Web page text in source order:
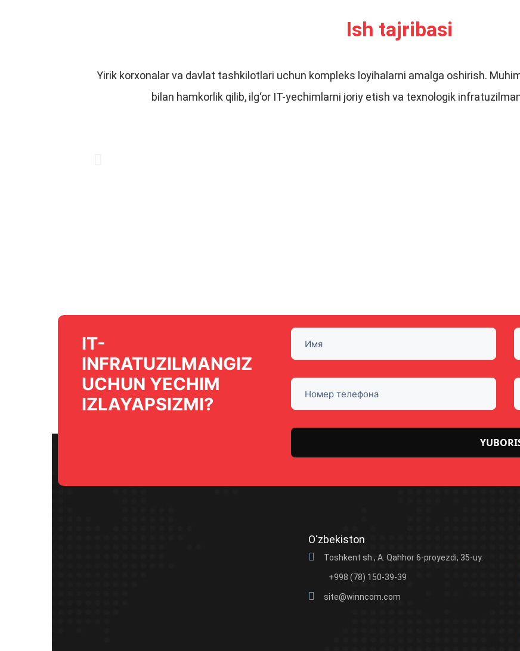
Ish tajribasi
Yirik korxonalar va davlat tashkilotlari uchun kompleks loyihalarni amalga oshirish.
bilan hamkorlik qilib, ilg‘or IT-yechimlarni joriy etish va texnologik
IT-
INFRATUZILMANGIZ
UCHUN YECHIM
IZLAYAPSIZMI?
empty.O‘zbekiston
Toshkent sh., A. Qahhor 6-proyezdi, 35-uy.
+998 (78) 150-39-39
site@winncom.com